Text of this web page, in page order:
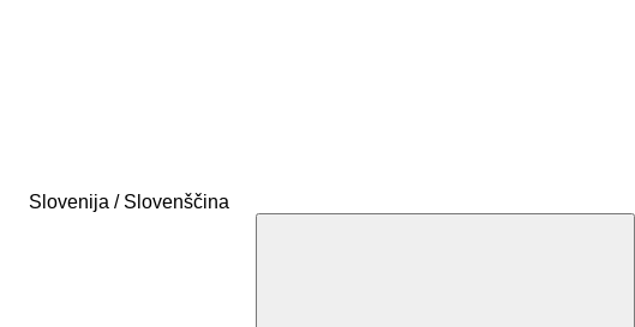
Slovenija / Slovenščina